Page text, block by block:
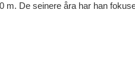
De seinere åra har han